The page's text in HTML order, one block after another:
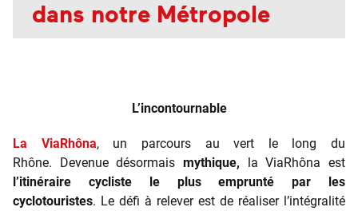
dans notre Métropole
L’incontournable
La ViaRhôna, un parcours au vert le long du
Rhône. Devenue désormais mythique, la ViaRhôna est
l’itinéraire cycliste le plus emprunté par les
cyclotouristes. Le défi à relever est de réaliser l’intégralité